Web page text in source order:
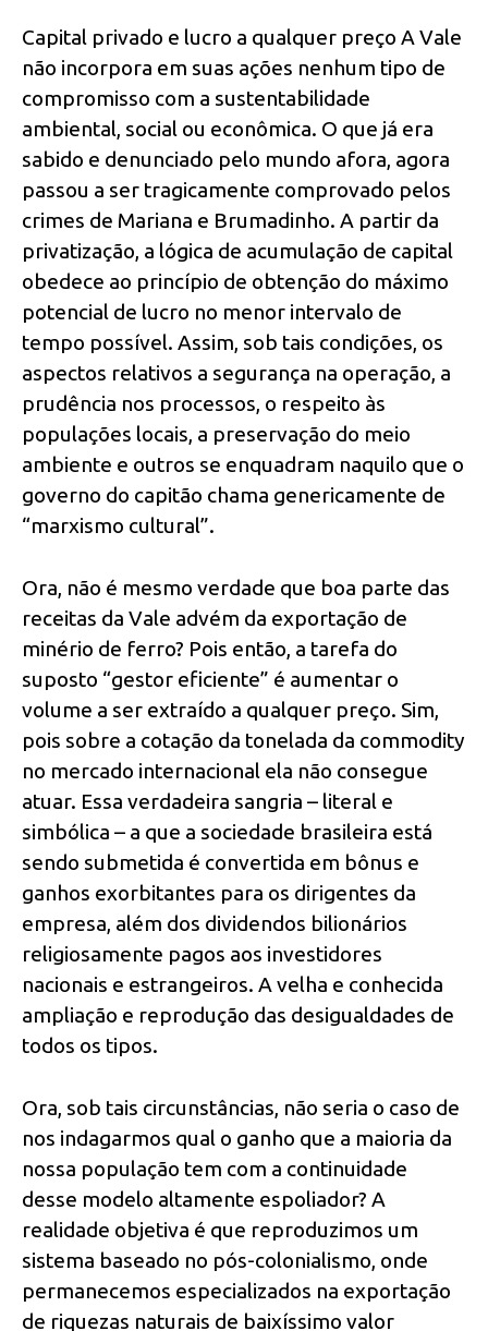
Capital privado e lucro a qualquer preço A Vale
não incorpora em suas ações nenhum tipo de
compromisso com a sustentabilidade
ambiental, social ou econômica. O que já era
sabido e denunciado pelo mundo afora, agora
passou a ser tragicamente comprovado pelos
crimes de Mariana e Brumadinho. A partir da
privatização, a lógica de acumulação de capital
obedece ao princípio de obtenção do máximo
potencial de lucro no menor intervalo de
tempo possível. Assim, sob tais condições, os
aspectos relativos a segurança na operação, a
prudência nos processos, o respeito às
populações locais, a preservação do meio
ambiente e outros se enquadram naquilo que o
governo do capitão chama genericamente de
“marxismo cultural”.
Ora, não é mesmo verdade que boa parte das
receitas da Vale advém da exportação de
minério de ferro? Pois então, a tarefa do
suposto “gestor eficiente” é aumentar o
volume a ser extraído a qualquer preço. Sim,
pois sobre a cotação da tonelada da commodity
no mercado internacional ela não consegue
atuar. Essa verdadeira sangria – literal e
simbólica – a que a sociedade brasileira está
sendo submetida é convertida em bônus e
ganhos exorbitantes para os dirigentes da
empresa, além dos dividendos bilionários
religiosamente pagos aos investidores
nacionais e estrangeiros. A velha e conhecida
ampliação e reprodução das desigualdades de
todos os tipos.
Ora, sob tais circunstâncias, não seria o caso de
nos indagarmos qual o ganho que a maioria da
nossa população tem com a continuidade
desse modelo altamente espoliador? A
realidade objetiva é que reproduzimos um
sistema baseado no pós-colonialismo, onde
permanecemos especializados na exportação
de riquezas naturais de baixíssimo valor